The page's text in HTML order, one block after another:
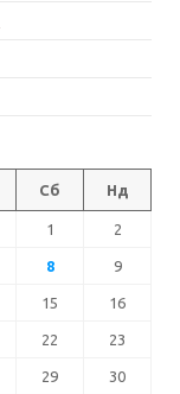
Сб Нд
1 2
8 9
15 16
22 23
29 30